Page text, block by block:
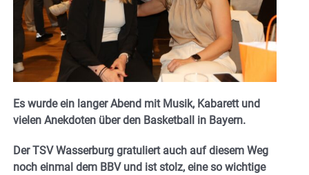
Es wurde ein langer Abend mit Musik, Kabarett und
vielen Anekdoten über den Basketball in Bayern.
Der TSV Wasserburg gratuliert auch auf diesem Weg
noch einmal dem BBV und ist stolz, eine so wichtige